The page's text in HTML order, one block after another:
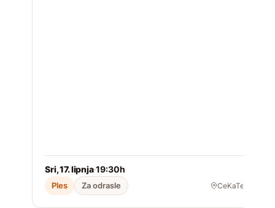
Sri, 17. lipnja·19:30h
Ples Za odrasle CeKaTe